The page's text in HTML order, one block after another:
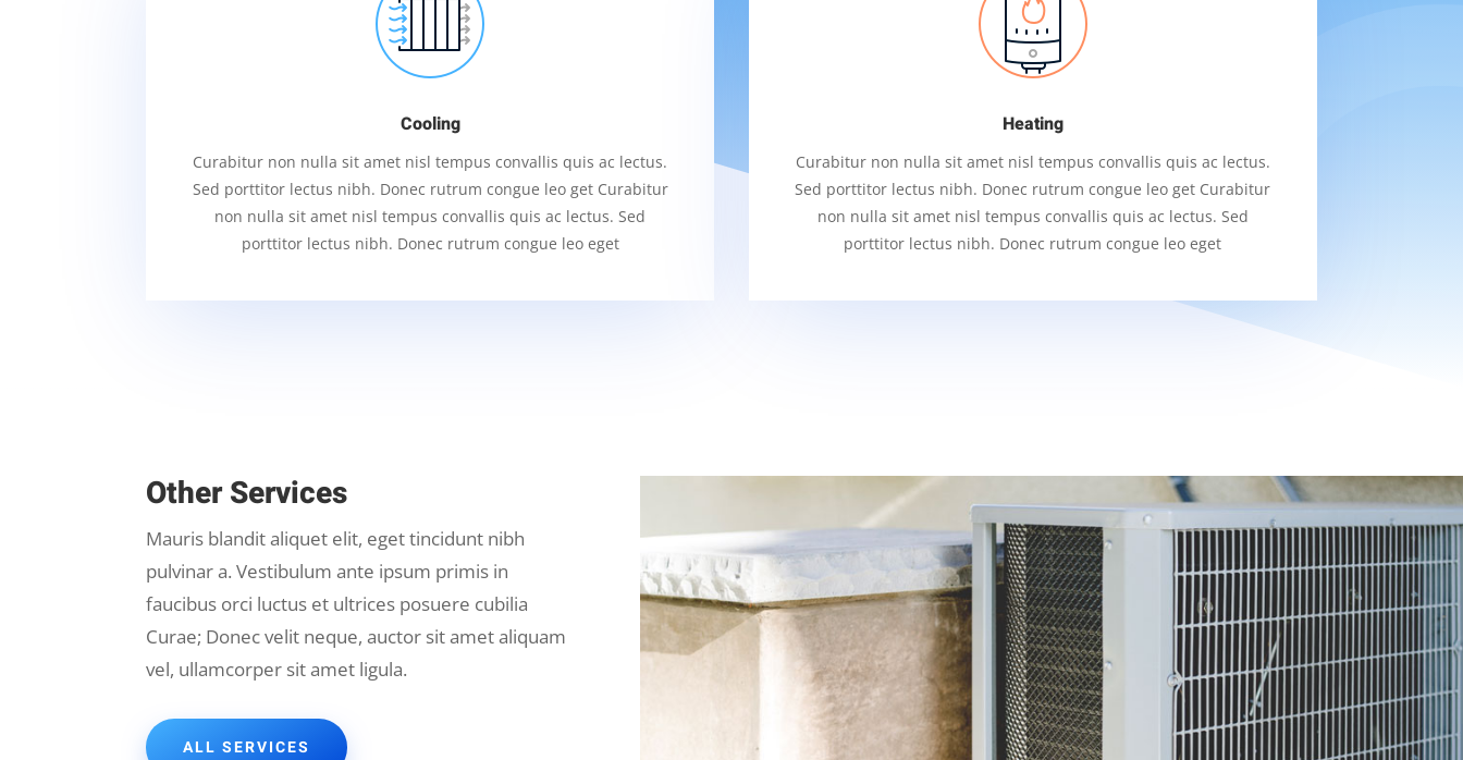
Cooling
Curabitur non nulla sit amet nisl tempus convallis quis ac lectus.
Sed porttitor lectus nibh. Donec rutrum congue leo get Curabitur
non nulla sit amet nisl tempus convallis quis ac lectus. Sed
porttitor lectus nibh. Donec rutrum congue leo eget
Heating
Curabitur non nulla sit amet nisl tempus convallis quis ac lectus.
Sed porttitor lectus nibh. Donec rutrum congue leo get Curabitur
non nulla sit amet nisl tempus convallis quis ac lectus. Sed
porttitor lectus nibh. Donec rutrum congue leo eget
Other Services
Mauris blandit aliquet elit, eget tincidunt nibh
pulvinar a. Vestibulum ante ipsum primis in
faucibus orci luctus et ultrices posuere cubilia
Curae; Donec velit neque, auctor sit amet aliquam
vel, ullamcorper sit amet ligula.
ALL SERVICES